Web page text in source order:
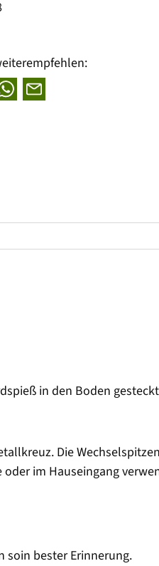
in den Boden
Die
im Hauseingang
soin bester Erinnerung.